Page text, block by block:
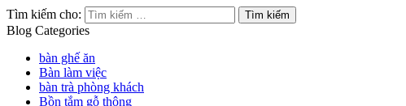
Tìm kiếm cho:
Blog Categories
bàn ghế ăn
Bàn làm việc
bàn trà phòng khách
Bồn tắm gỗ thông